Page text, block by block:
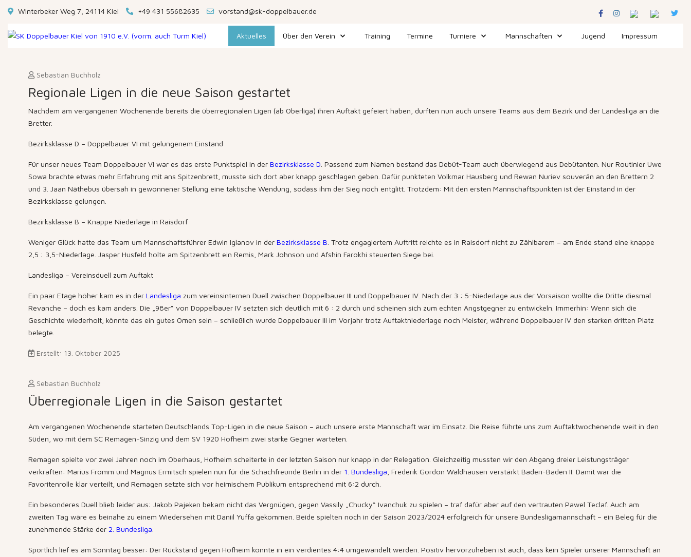
Winterbeker Weg 7, 24114 Kiel +49 431 55682635 vorstand@sk-doppelbauer.de
Aktuelles Über den Verein Training Termine Turniere Mannschaften Jugend Impressum
Sebastian Buchholz
Regionale Ligen in die neue Saison gestartet
Nachdem am vergangenen Wochenende bereits die überregionalen Ligen (ab Oberliga) ihren Auftakt gefeiert haben, durften nun auch unsere Teams aus dem Bezirk und der Landesliga an die
Bretter.
Bezirksklasse D – Doppelbauer VI mit gelungenem Einstand
Für unser neues Team Doppelbauer VI war es das erste Punktspiel in derBezirksklasse D . Passend zum Namen bestand das Debüt-Team auch überwiegend aus Debütanten. Nur Routinier Uwe
Sowa brachte etwas mehr Erfahrung mit ans Spitzenbrett, musste sich dort aber knapp geschlagen geben. Dafür punkteten Volkmar Hausberg und Rewan Nuriev souverän an den Brettern 2
und 3. Jaan Näthebus übersah in gewonnener Stellung eine taktische Wendung, sodass ihm der Sieg noch entglitt. Trotzdem: Mit den ersten Mannschaftspunkten ist der Einstand in der
Bezirksklasse gelungen.
Bezirksklasse B – Knappe Niederlage in Raisdorf
Weniger Glück hatte das Team um Mannschaftsführer Edwin Iglanov in derBezirksklasse B . Trotz engagiertem Auftritt reichte es in Raisdorf nicht zu Zählbarem – am Ende stand eine knappe
2,5 : 3,5-Niederlage. Jasper Husfeld holte am Spitzenbrett ein Remis, Mark Johnson und Afshin Farokhi steuerten Siege bei.
Landesliga – Vereinsduell zum Auftakt
Ein paar Etage höher kam es in derLandesliga zum vereinsinternen Duell zwischen Doppelbauer III und Doppelbauer IV. Nach der 3 : 5-Niederlage aus der Vorsaison wollte die Dritte diesmal
Revanche – doch es kam anders. Die „98er“ von Doppelbauer IV setzten sich deutlich mit 6 : 2 durch und scheinen sich zum echten Angstgegner zu entwickeln. Immerhin: Wenn sich die
Geschichte wiederholt, könnte das ein gutes Omen sein – schließlich wurde Doppelbauer III im Vorjahr trotz Auftaktniederlage noch Meister, während Doppelbauer IV den starken dritten Platz
belegte.
Erstellt: 13. Oktober 2025
Sebastian Buchholz
Überregionale Ligen in die Saison gestartet
Am vergangenen Wochenende starteten Deutschlands Top-Ligen in die neue Saison – auch unsere erste Mannschaft war im Einsatz. Die Reise führte uns zum Auftaktwochenende weit in den
Süden, wo mit dem SC Remagen-Sinzig und dem SV 1920 Hofheim zwei starke Gegner warteten.
Remagen spielte vor zwei Jahren noch im Oberhaus, Hofheim scheiterte in der letzten Saison nur knapp in der Relegation. Gleichzeitig mussten wir den Abgang dreier Leistungsträger
verkraften: Marius Fromm und Magnus Ermitsch spielen nun für die Schachfreunde Berlin in der 1. Bundesliga , Frederik Gordon Waldhausen verstärkt Baden-Baden II. Damit war die
Favoritenrolle klar verteilt, und Remagen setzte sich vor heimischem Publikum entsprechend mit 6:2 durch.
Ein besonderes Duell blieb leider aus: Jakob Pajeken bekam nicht das Vergnügen, gegen Vassily „Chucky“ Ivanchuk zu spielen – traf dafür aber auf den vertrauten Pawel Teclaf. Auch am
zweiten Tag wäre es beinahe zu einem Wiedersehen mit Daniil Yuffa gekommen. Beide spielten noch in der Saison 2023/2024 erfolgreich für unsere Bundesligamannschaft – ein Beleg für die
zunehmende Stärke der 2. Bundesliga
Sportlich lief es am Sonntag besser: Der Rückstand gegen Hofheim konnte in ein verdientes 4:4 umgewandelt werden. Positiv hervorzuheben ist auch, dass kein Spieler unserer Mannschaft an